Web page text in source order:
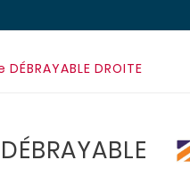
DROITE